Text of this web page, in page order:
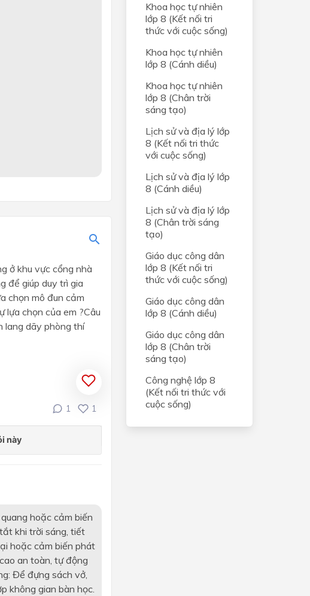
ở khu vực cổng nhà
để giúp duy trì gia
chọn mô đun cảm
lựa chọn của em ?Câu
lang dãy phòng thí
1 1
hoặc cảm biến
khi trời sáng, tiết
hoặc cảm biến phát
an toàn, tự động
Để đựng sách vở,
không gian bàn học.
Khoa học tự nhiên
lớp 8 (Kết nối tri
thức với cuộc sống)
Khoa học tự nhiên
lớp 8 (Cánh diều)
Khoa học tự nhiên
lớp 8 (Chân trời
sáng tạo)
Lịch sử và địa lý lớp
8 (Kết nối tri thức
với cuộc sống)
Lịch sử và địa lý lớp
8 (Cánh diều)
Lịch sử và địa lý lớp
8 (Chân trời sáng
tạo)
Giáo dục công dân
lớp 8 (Kết nối tri
thức với cuộc sống)
Giáo dục công dân
lớp 8 (Cánh diều)
Giáo dục công dân
lớp 8 (Chân trời
sáng tạo)
Công nghệ lớp 8
(Kết nối tri thức với
cuộc sống)